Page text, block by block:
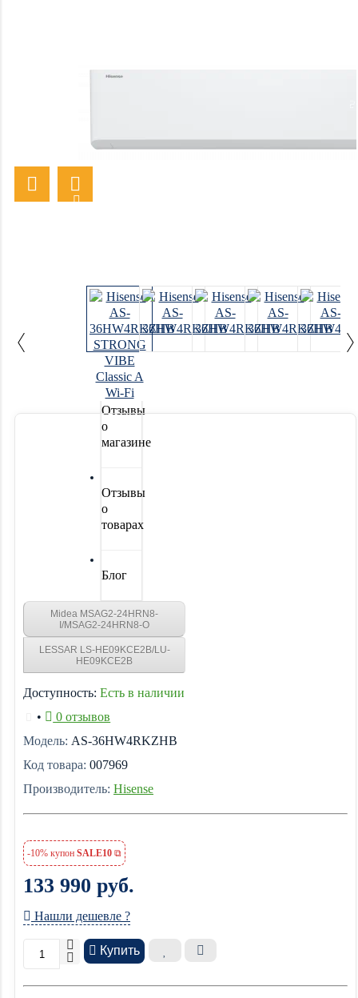
Осушители
Отопление
Новинки
Акции
Отзывы
о
магазине
Отзывы
о
товарах
Блог
Midea MSAG2-24HRN8-
I/MSAG2-24HRN8-O
LESSAR LS-HE09KCE2B/LU-
HE09KCE2B
Доступность: Есть в наличии
•
0 отзывов
Модель: AS-36HW4RKZHB
Код товара: 007969
Производитель: Hisense
-10% купон SALE10
133 990 руб.
Нашли дешевле ?
Купить